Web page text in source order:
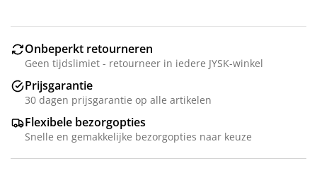
Onbeperkt retourneren
Geen tijdslimiet - retourneer in iedere JYSK-winkel
Prijsgarantie
30 dagen prijsgarantie op alle artikelen
Flexibele bezorgopties
Snelle en gemakkelijke bezorgopties naar keuze